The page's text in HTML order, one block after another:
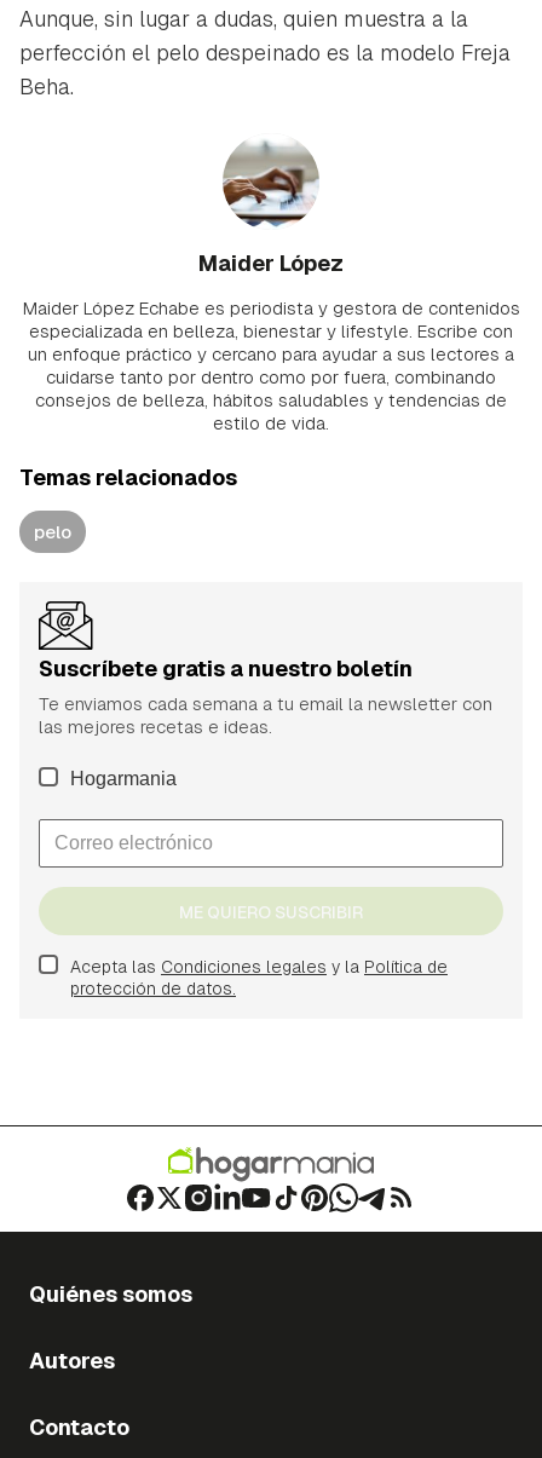
Aunque, sin lugar a dudas, quien muestra a la
perfección el pelo despeinado es la modelo Freja
Beha.
Maider López
Maider López Echabe es periodista y gestora de contenidos
especializada en belleza, bienestar y lifestyle. Escribe con
un enfoque práctico y cercano para ayudar a sus lectores a
cuidarse tanto por dentro como por fuera, combinando
consejos de belleza, hábitos saludables y tendencias de
estilo de vida.
Temas relacionados
pelo
Suscríbete gratis a nuestro boletín
Te enviamos cada semana a tu email la newsletter con
las mejores recetas e ideas.
Hogarmania
ME QUIERO SUSCRIBIR
Acepta las Condiciones legales y la Política de
protección de datos.
Quiénes somos
Autores
Contacto